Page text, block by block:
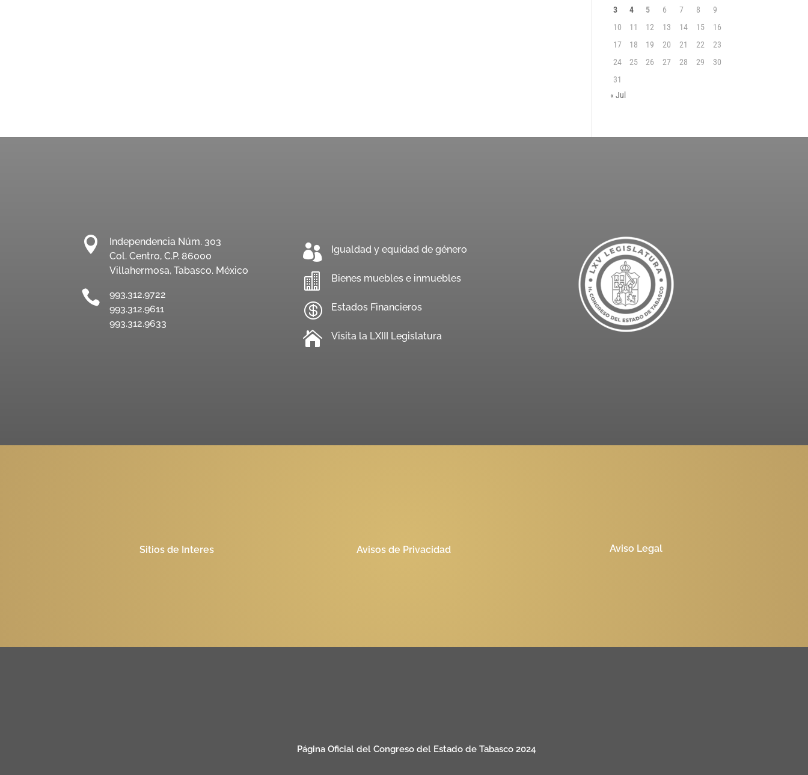
3
4 5 6 7 8
9
10
11 12 13 14 15
16
17
18 19 20 21 22
23
24
25 26 27 28 29
30
31
« Jul

Independencia Núm. 303
Col. Centro, C.P. 86000
Villahermosa, Tabasco. México

993.312.9722
993.312.9611
993.312.9633
 Igualdad y equidad de género
 Bienes muebles e inmuebles
 Estados Financieros
 Visita la LXIII Legislatura
Sitios de Interes Avisos de Privacidad Aviso Legal
Página Oficial del Congreso del Estado de Tabasco 2024